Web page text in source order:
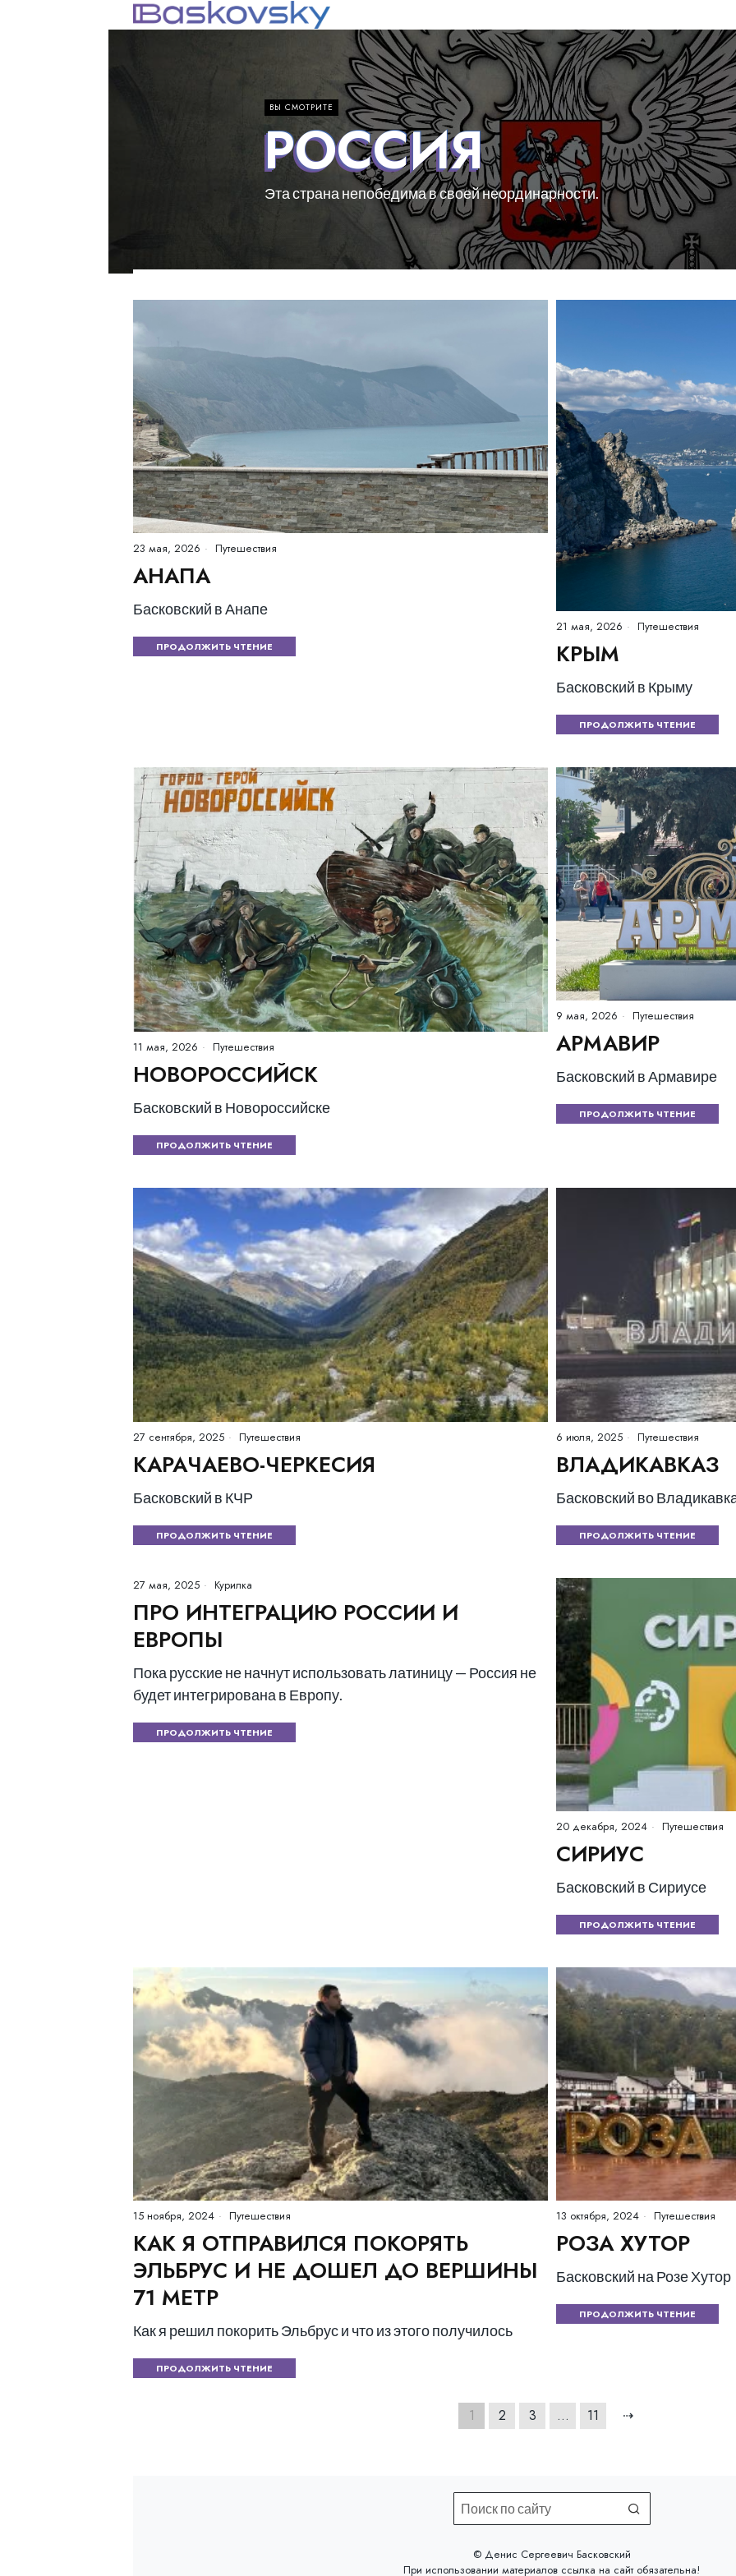
ВЫ СМОТРИТЕ
РОССИЯ
Эта страна непобедима в своей неординарности.
23 мая, 2026 Путешествия
АНАПА
Басковский в Анапе
ПРОДОЛЖИТЬ ЧТЕНИЕ
21 мая, 2026 Путешествия
КРЫМ
Басковский в Крыму
ПРОДОЛЖИТЬ ЧТЕНИЕ
11 мая, 2026 Путешествия
НОВОРОССИЙСК
Басковский в Новороссийске
ПРОДОЛЖИТЬ ЧТЕНИЕ
9 мая, 2026 Путешествия
АРМАВИР
Басковский в Армавире
ПРОДОЛЖИТЬ ЧТЕНИЕ
27 сентября, 2025 Путешествия
КАРАЧАЕВО-ЧЕРКЕСИЯ
Басковский в КЧР
ПРОДОЛЖИТЬ ЧТЕНИЕ
6 июля, 2025 Путешествия
ВЛАДИКАВКАЗ
Басковский во
ПРОДОЛЖИТЬ ЧТЕНИЕ
27 мая, 2025 Курилка
ПРО ИНТЕГРАЦИЮ РОССИИ И
ЕВРОПЫ
Пока русские не начнут использовать латиницу — Россия не
будет интегрирована в Европу.
ПРОДОЛЖИТЬ ЧТЕНИЕ
20 декабря, 2024 Путешествия
СИРИУС
Басковский в Сириусе
ПРОДОЛЖИТЬ ЧТЕНИЕ
15 ноября, 2024 Путешествия
КАК Я ОТПРАВИЛСЯ ПОКОРЯТЬ
ЭЛЬБРУС И НЕ ДОШЕЛ ДО ВЕРШИНЫ
71 МЕТР
Как я решил покорить Эльбрус и что из этого получилось
ПРОДОЛЖИТЬ ЧТЕНИЕ
13 октября, 2024 Путешествия
РОЗА ХУТОР
Басковский на Розе Хутор
ПРОДОЛЖИТЬ ЧТЕНИЕ
1 2 3 … 11 ⇢
©️ Денис Сергеевич Басковский
При использовании материалов ссылка на сайтобязательна!